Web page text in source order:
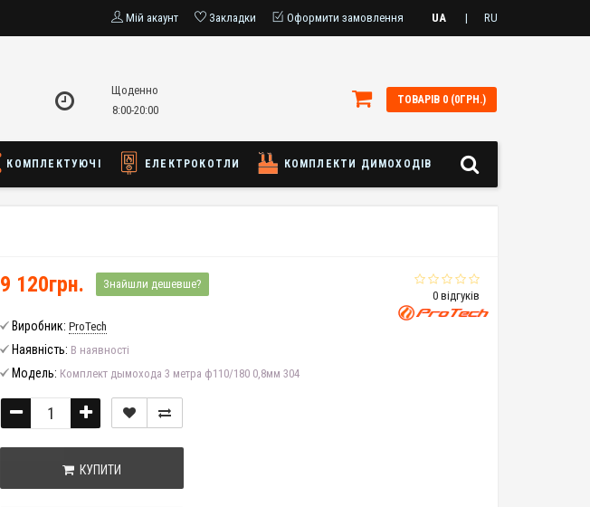
Мій акаунт Закладки Оформити замовлення UA | RU
Щоденно
8:00-20:00
ТОВАРІВ 0 (0ГРН.)
КОМПЛЕКТУЮЧІ ЕЛЕКТРОКОТЛИ КОМПЛЕКТИ ДИМОХОДІВ
0 відгуків
9 120грн. Знайшли дешевше?
Виробник: ProTech
Наявність: В наявності
Модель: Комплект дымохода 3 метра ф110/180 0,8мм 304
КУПИТИ